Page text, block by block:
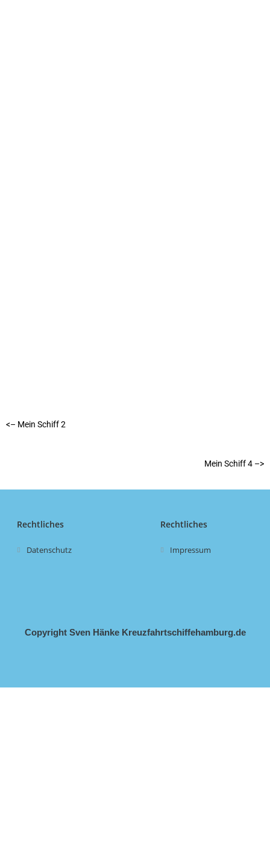
<– Mein Schiff 2
Mein Schiff 4 –>
Rechtliches
Datenschutz
Rechtliches
Impressum
Copyright Sven Hänke Kreuzfahrtschiffehamburg.de